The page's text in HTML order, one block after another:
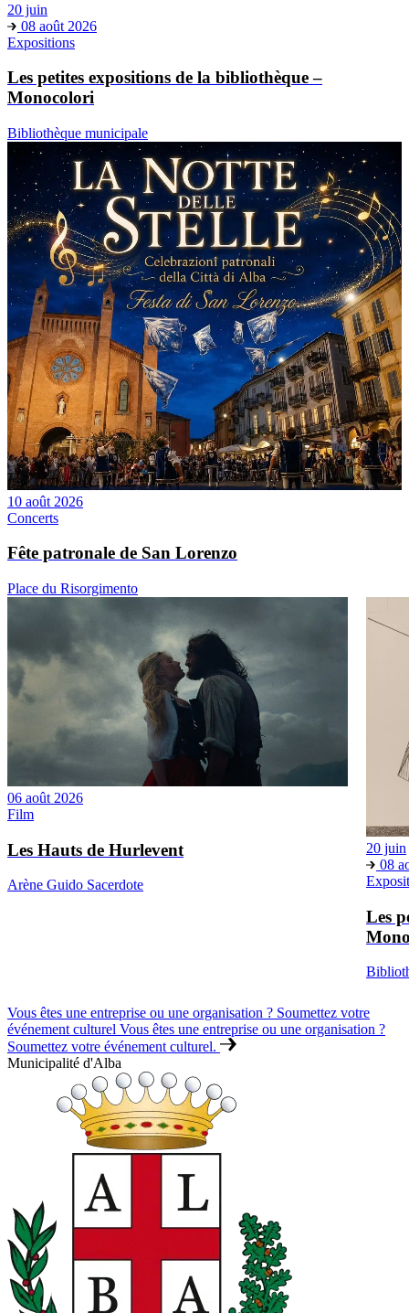
20 juin
08 août 2026
Expositions
Les petites expositions de la bibliothèque –
Monocolori
Bibliothèque municipale
10 août 2026
Concerts
Fête patronale de San Lorenzo
Place du Risorgimento
06 août 2026
Film
Les Hauts de Hurlevent
Arène Guido Sacerdote
20 juin
08
Les
Vous êtes une entreprise ou une organisation ? Soumettez votre
événement culturel Vous êtes une entreprise ou une organisation ?
Soumettez votre événement culturel.
Municipalité d'Alba